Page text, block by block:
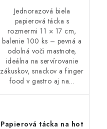
Jednorazová biela
papierová tácka s
rozmermi 11 × 17 cm,
balenie 100 ks – pevná a
odolná voči mastnote,
ideálna na servírovanie
zákuskov, snackov a finger
food v gastro aj na...
Papierová tácka na hot